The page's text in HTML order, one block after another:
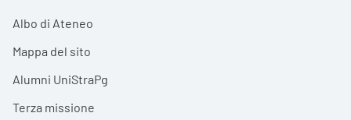
Albo di Ateneo
Mappa del sito
Alumni UniStraPg
Terza missione